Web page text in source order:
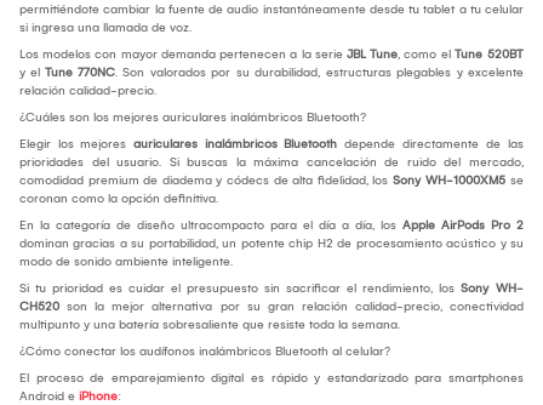
permitiéndote cambiar la fuente de audio instantáneamente desde tu tablet a tu celular
si ingresa una llamada de voz.
Los modelos con mayor demanda pertenecen a la serie JBL Tune, como el Tune 520BT
y el Tune 770NC. Son valorados por su durabilidad, estructuras plegables y excelente
relación calidad-precio.
¿Cuáles son los mejores auriculares inalámbricos Bluetooth?
Elegir los mejores auriculares inalámbricos Bluetooth depende directamente de las
prioridades del usuario. Si buscas la máxima cancelación de ruido del mercado,
comodidad premium de diadema y códecs de alta fidelidad, los Sony WH-1000XM5 se
coronan como la opción definitiva.
En la categoría de diseño ultracompacto para el día a día, los Apple AirPods Pro 2
dominan gracias a su portabilidad, un potente chip H2 de procesamiento acústico y su
modo de sonido ambiente inteligente.
Si tu prioridad es cuidar el presupuesto sin sacrificar el rendimiento, los Sony WH-
CH520 son la mejor alternativa por su gran relación calidad-precio, conectividad
multipunto y una batería sobresaliente que resiste toda la semana.
¿Cómo conectar los audífonos inalámbricos Bluetooth al celular?
El proceso de emparejamiento digital es rápido y estandarizado para smartphones
Android e iPhone: